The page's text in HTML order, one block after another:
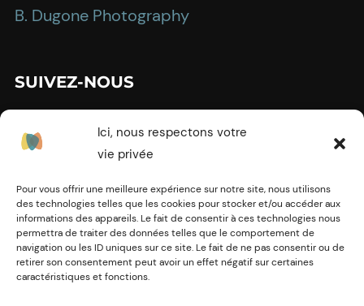
Ici, nous respectons votre
vie privée
Pour vous offrir une meilleure expérience sur notre site, nous utilisons
des technologies telles que les cookies pour stocker et/ou accéder aux
informations des appareils. Le fait de consentir à ces technologies nous
permettra de traiter des données telles que le comportement de
navigation ou les ID uniques sur ce site. Le fait de ne pas consentir ou de
retirer son consentement peut avoir un effet négatif sur certaines
caractéristiques et fonctions.
B. Dugone Photography
SUIVEZ-NOUS
MENTIONS LÉGALES
Politique de confidentialité
Conditions générales